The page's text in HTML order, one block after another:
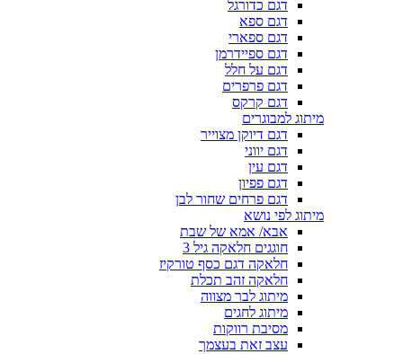
דגם כדורגל
דגם ספא
דגם ספארי
דגם ספיידרמן
דגם על חלל
דגם פרפרים
דגם קרקס
מיתוג למבוגרים
דגם דיוקן מצוייר
דגם יווני
דגם עין
דגם פפיון
דגם פרחים שחור לבן
מיתוג לפי נושא
אבא/ אמא של שבת
חוגגים חלאקה גיל 3
חלאקה דגם כסף טורקיז
חלאקה זהב תכלת
מיתוג לבר מצווה
מיתוג לחגים
מסיבת רווקות
עצב זאת בעצמך